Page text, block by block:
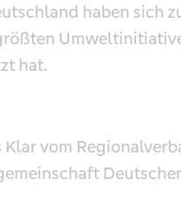
haben sich
hat.
vom